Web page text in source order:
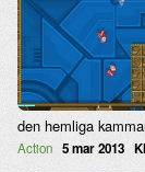
den hemliga
Action 5 mar 2013